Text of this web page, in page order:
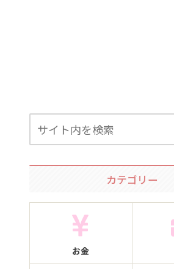
カテゴリー
お金